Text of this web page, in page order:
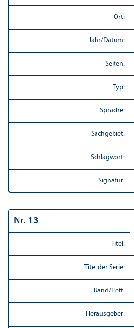
Ort:
Jahr/Datum:
Seiten:
Typ:
Sprache:
Sachgebiet:
Schlagwort:
Signatur:
Nr. 13
Titel:
Titel der Serie:
Band/Heft:
Herausgeber: